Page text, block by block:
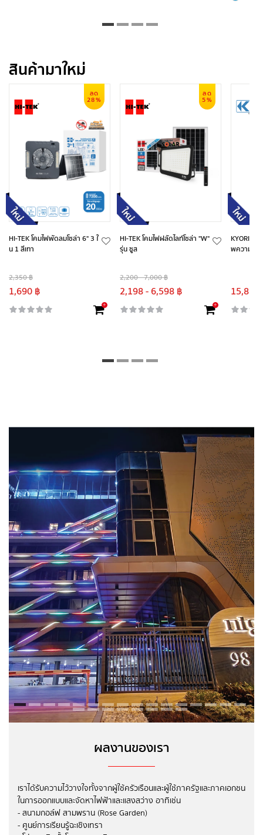
สินค้ามาใหม่
ลด
28%
HI-TEK โคมไฟพัดลมโซล่า 6" 3 ใ
น 1 สีเทา
2,350 ฿
1,690 ฿
+
ลด
5%
HI-TEK โคมไฟฝลัดไลท์โซล่า "W"
รุ่น ซูส
2,200 - 7,000 ฿
2,198 - 6,598 ฿
+
พความร้อน
ผลงานของเรา
เราได้รับความไว้วางใจทั้งจากผู้ใช้ครัวเรือน และผู้ใช้ภาครัฐและภาคเอกชน
ในการออกแบบและจัดหาไฟฟ้าและแสงสว่าง อาทิเช่น
- สนามกอล์ฟ สามพราน (Rose Garden)
- ศูนย์การเรียนรู้ฉะเชิงเทรา